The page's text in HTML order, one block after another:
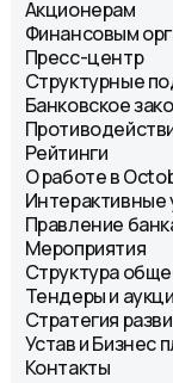
Акционерам
Финансовым
Пресс-центр
Структурные
Банковское
Рейтинги
О работе в
Интерактивные
Правление
Мероприятия
Структура
Тендеры и
Стратегия
Устав и Бизнес
Контакты